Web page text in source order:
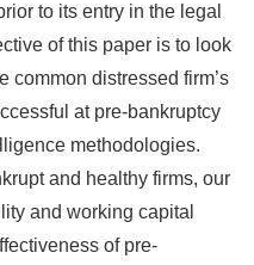
to its entry in the legal
of this paper is to look
common distressed firm’s
at pre-bankruptcy
methodologies.
and healthy firms, our
and working capital
of pre-